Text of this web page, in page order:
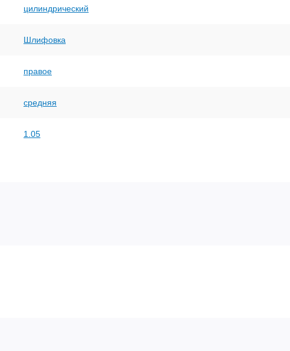
цилиндрический
Шлифовка
правое
средняя
1.05